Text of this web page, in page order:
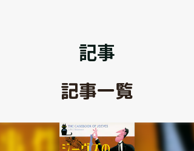
記事
記事一覧